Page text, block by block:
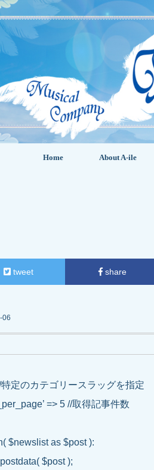
Home About A-ile
tweet share
06
特定のカテゴリースラッグを指定
=> 5 //取得記事件数
$newslist as $post ):
$post );